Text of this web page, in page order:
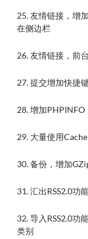
25. 友情链接，增
在侧边栏
26. 友情链接，前
27. 提交增加快捷
28. 增加PHPINFO
29. 大量使用Cache
30. 备份，增加
31. 汇出RSS2.0功
32. 导入RSS2.0功
类别